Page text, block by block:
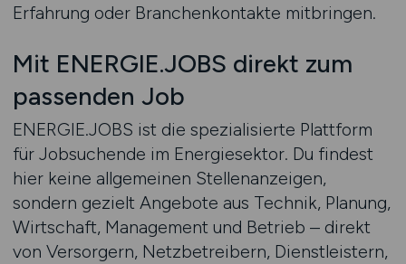
Erfahrung oder Branchenkontakte mitbringen.
Mit ENERGIE.JOBS direkt zum
passenden Job
ENERGIE.JOBS ist die spezialisierte Plattform
für Jobsuchende im Energiesektor. Du findest
hier keine allgemeinen Stellenanzeigen,
sondern gezielt Angebote aus Technik, Planung,
Wirtschaft, Management und Betrieb – direkt
von Versorgern, Netzbetreibern, Dienstleistern,